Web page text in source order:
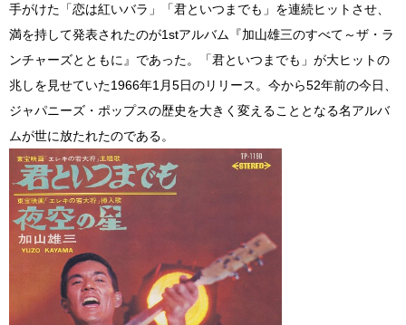
手がけた「恋は紅いバラ」「君といつまでも」を連続ヒットさせ、
満を持して発表されたのが1stアルバム『加山雄三のすべて～ザ・ラ
ンチャーズとともに』であった。「君といつまでも」が大ヒットの
兆しを見せていた1966年1月5日のリリース。今から52年前の今日、
ジャパニーズ・ポップスの歴史を大きく変えることとなる名アルバ
ムが世に放たれたのである。